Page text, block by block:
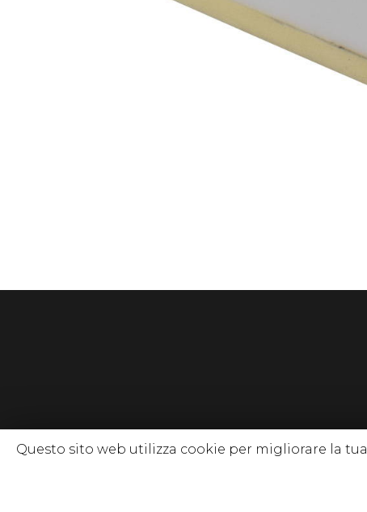
© 2020
Questo sito web utilizza cookie per migliorare la